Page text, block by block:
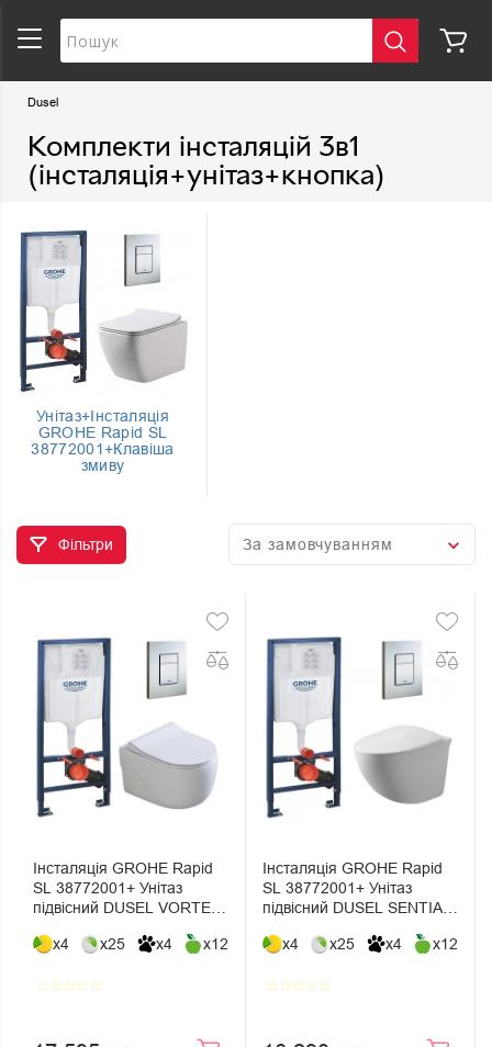
Dusel
Комплекти інсталяцій 3в1
(інсталяція+унітаз+кнопка)
Унітаз+Інсталяція
GROHE Rapid SL
38772001+Клавіша
змиву
Фільтри
Інсталяція GROHE Rapid
SL 38772001+ Унітаз
підвісний DUSEL VORTEX
Панель змиву Grohe Skate
x4 x25 x4 x12
star_borderstar_borderstar_borderstar_borderstar_border
Інсталяція GROHE Rapid
SL 38772001+ Унітаз
підвісний DUSEL SENTIA+
Панель змиву Grohe Skate
x4 x25 x4 x12
star_borderstar_borderstar_borderstar_borderstar_border